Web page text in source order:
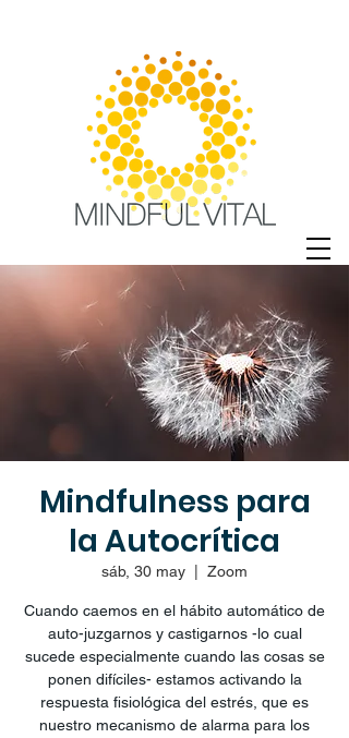
Mindfulness para
la Autocrítica
sáb, 30 may Zoom
Cuando caemos en el hábito automático de
auto-juzgarnos y castigarnos -lo cual
sucede especialmente cuando las cosas se
ponen difíciles- estamos activando la
respuesta fisiológica del estrés, que es
nuestro mecanismo de alarma para los